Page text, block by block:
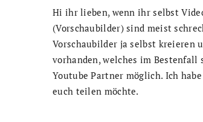
Hi ihr lieben, wenn ihr selbst
(Vorschaubilder) sind meist
Vorschaubilder ja selbst kreieren
vorhanden, welches im
Youtube Partner möglich. Ich
euch teilen möchte.